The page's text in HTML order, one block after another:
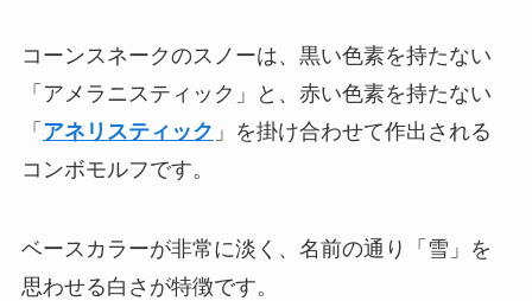
コーンスネークのスノーは、黒い色素を持たない
「アメラニスティック」と、赤い色素を持たない
「 アネリスティック 」を掛け合わせて作出される
コンボモルフです。
ベースカラーが非常に淡く、名前の通り「雪」を
思わせる白さが特徴です。